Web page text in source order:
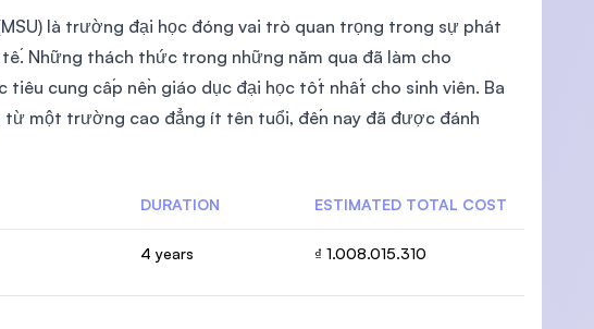
là trường đại học đóng vai trò quan trọng trong sự phát
Những thách thức trong những năm qua đã làm cho
cung cấp nền giáo dục đại học tốt nhất cho sinh viên. Ba
một trường cao đẳng ít tên tuổi, đến nay đã được đánh
DURATION ESTIMATED TOTAL COST
4 years ₫ 1.008.015.310